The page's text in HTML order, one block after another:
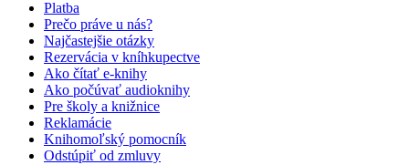
Platba
Prečo práve u nás?
Najčastejšie otázky
Rezervácia v kníhkupectve
Ako čítať e-knihy
Ako počúvať audioknihy
Pre školy a knižnice
Reklamácie
Knihomoľský pomocník
Odstúpiť od zmluvy